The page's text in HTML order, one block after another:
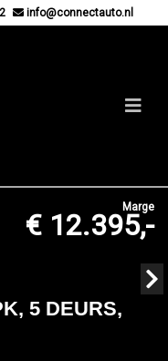
info@connectauto.nl
Marge
€ 12.395,-
5 DEURS,